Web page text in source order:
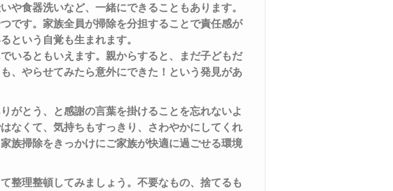
や食器洗いなど、一緒にできることもあります。
です。家族全員が掃除を分担することで責任感が
という自覚も生まれます。
いるともいえます。親からすると、まだ子どもだ
、やらせてみたら意外にできた！という発見があ
がとう、と感謝の言葉を掛けることを忘れないよ
なくて、気持ちもすっきり、さわやかにしてくれ
族掃除をきっかけにご家族が快適に過ごせる環境
整理整頓してみましょう。不要なもの、捨てるも